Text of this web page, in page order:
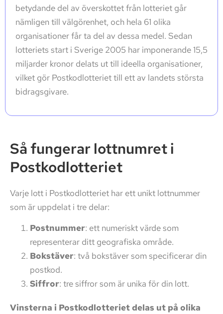
betydande del av överskottet från lotteriet går
nämligen till välgörenhet, och hela 61 olika
organisationer får ta del av dessa medel. Sedan
lotteriets start i Sverige 2005 har imponerande 15,5
miljarder kronor delats ut till ideella organisationer,
vilket gör Postkodlotteriet till ett av landets största
bidragsgivare.
Så fungerar lottnumret i
Postkodlotteriet
Varje lott i Postkodlotteriet har ett unikt lottnummer
som är uppdelat i tre delar:
Postnummer: ett numeriskt värde som
representerar ditt geografiska område.
Bokstäver: två bokstäver som specificerar din
postkod.
Siffror: tre siffror som är unika för din lott.
Vinsterna i Postkodlotteriet delas ut på olika